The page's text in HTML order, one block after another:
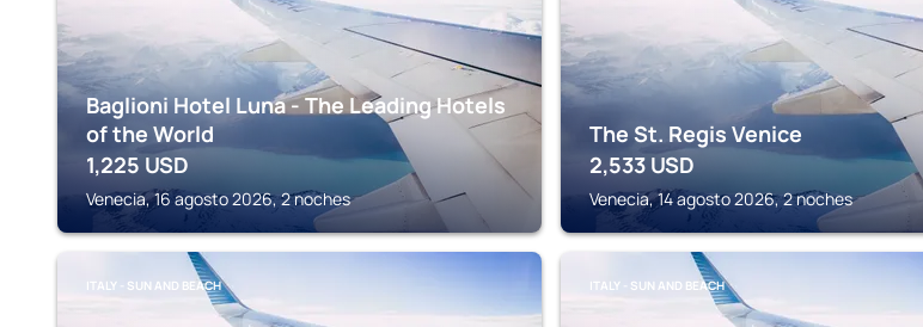
Baglioni Hotel Luna - The Leading Hotels
of the World
1,225 USD
Venecia, 16 agosto 2026, 2 noches
The St. Regis Venice
2,533 USD
Venecia, 14 agosto 2026, 2 noches
ITALY - SUN AND BEACH ITALY - SUN AND BEACH